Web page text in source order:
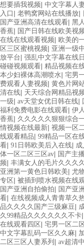
想要插我视频| 中文字幕人
入口 | 老鸭窝网站在线播放|
国产亚洲高清在线观看| 黑
香蕉| 国产日韩在线欧美视
在线在线观看视频| 欧美的
区三区蜜桃视频| 亚洲一级
放平台| 强乱中文字幕在线
碰碰视频观看| 精品视频在
本少妇裸体高潮喷水| 宅男
费观看人妻视频| 黄色片网
清在线| 天天综合网精品视
一级| av天堂女优日韩在线|
福利免费电影在线观看| 伊
香蕉| 久久久久久狠狠综合
情视频在线最新| 视频一区
线观看精品| 99精品一区在
看| 91日韩欧美后入在线|
体一区二区三区av| 国产主
频| 丰满女人的毛片久久久
亚洲第一黄色日韩欧美| 尤
专区 | 被插到喷水视频在线
国产亚洲自拍偷拍| 国产亚
看| 在线视频成人青青草久
品久久久久国产三级麻豆|
久99精品久久久久久久不卡|
在线观看四区 | 宅男一区二
中文字幕乱码一区久久麻|
二区三区人妻系列 | av超清